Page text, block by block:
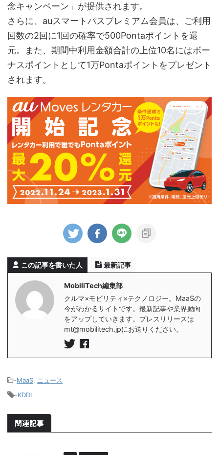
念キャンペーン」が提供されます。
さらに、auスマートパスプレミアム会員は、ご利用
回数の2回に1回の確率で500Pontaポイントを還
元。また、期間中利用金額合計の上位10名にはボー
ナスポイントとして1万Pontaポイントをプレゼント
されます。
この記事を書いた人 最新記事
MobiliTech編集部
クルマ×モビリティ×テクノロジー。MaaSの
今がわかるサイトです。最新記事や業界動向
をアップしていきます。プレスリリースは
mt@mobilitech.jpにお送りください。
-MaaS, ニュース
-KDDI
関連記事